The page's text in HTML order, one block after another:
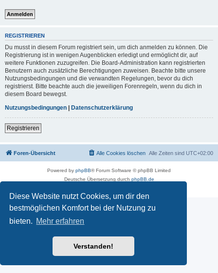
Diese Website nutzt Cookies, um dir den
bestmöglichen Komfort bei der Nutzung zu
bieten. Mehr erfahren
Verstanden!
REGISTRIEREN
Du musst in diesem Forum registriert sein, um dich anmelden zu können. Die
Registrierung ist in wenigen Augenblicken erledigt und ermöglicht dir, auf
weitere Funktionen zuzugreifen. Die Board-Administration kann registrierten
Benutzern auch zusätzliche Berechtigungen zuweisen. Beachte bitte unsere
Nutzungsbedingungen und die verwandten Regelungen, bevor du dich
registrierst. Bitte beachte auch die jeweiligen Forenregeln, wenn du dich in
diesem Board bewegst.
Nutzungsbedingungen | Datenschutzerklärung
Registrieren
Foren-Übersicht Alle Zeiten sind UTC+02:00
Alle Cookies löschen
Powered by phpBB® Forum Software © phpBB Limited
Deutsche Übersetzung durch phpBB.de